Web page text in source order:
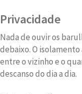
Privacidade
Nada de ouvir os
debaixo. O
entre o vizinho e o
descanso do dia a dia.